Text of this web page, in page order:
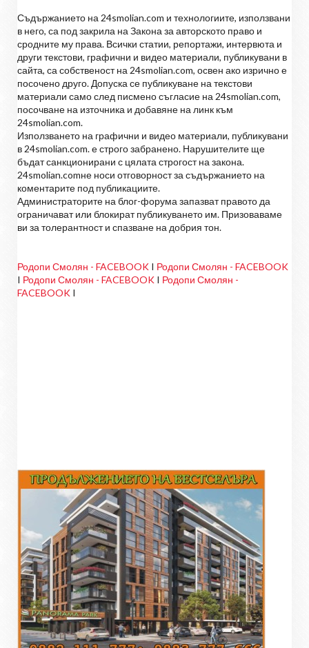
Съдържанието на 24smolian.com и технологиите, използвани
в него, са под закрила на Закона за авторското право и
сродните му права. Всички статии, репортажи, интервюта и
други текстови, графични и видео материали, публикувани в
сайта, са собственост на 24smolian.com, освен ако изрично е
посочено друго. Допуска се публикуване на текстови
материали само след писмено съгласие на 24smolian.com,
посочване на източника и добавяне на линк към
24smolian.com.
Използването на графични и видео материали, публикувани
в 24smolian.com. е строго забранено. Нарушителите ще
бъдат санкционирани с цялата строгост на закона.
24smolian.comне носи отговорност за съдържанието на
коментарите под публикациите.
Администраторите на блог-форума запазват правото да
ограничават или блокират публикуването им. Призоваваме
ви за толерантност и спазване на добрия тон.
Родопи Смолян - FACEBOOK I Родопи Смолян - FACEBOOK
I Родопи Смолян - FACEBOOK I Родопи Смолян -
FACEBOOK I